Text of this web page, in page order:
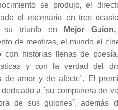
se produjo, el
el escenario en tres
su triunfo en
Mejor Guion,
de mentiras, el mundo el
con historias llenas de
y con la verdad del
de amor y de afecto´. El
dedicado a ´su compañera de
de sus guiones´, además